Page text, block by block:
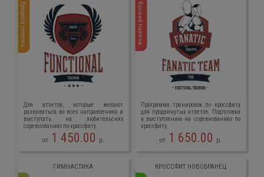
Придется попотеть
Для атлетов, которые желают
развиваться во всех направлениях и
выступать на любительских
соревнованиях по кроссфиту.
от 1 450.00 р.
Высший пилотаж
Программа тренировок по кроссфиту
для продвинутых атлетов. Подготовка
к выступлению на соревнованиях по
кроссфиту.
от 1 650.00 р.
ГИМНАСТИКА КРОССФИТ НОВОБРАНЕЦ